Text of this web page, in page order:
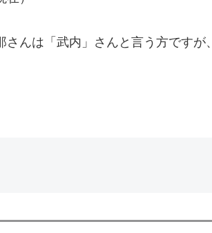
んは「武内」さんと言う方ですが、